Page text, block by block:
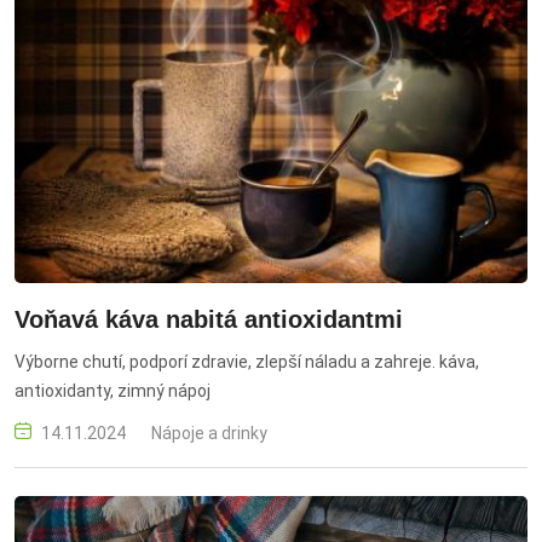
Voňavá káva nabitá antioxidantmi
Výborne chutí, podporí zdravie, zlepší náladu a zahreje. káva,
antioxidanty, zimný nápoj
14.11.2024 Nápoje a drinky